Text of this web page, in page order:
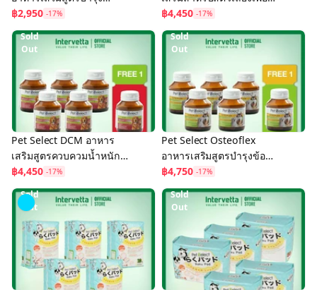
กระดูกและเสริมแคลเซียม
สำหรับสัตว์เลี้ยง (5 Free 1)
฿2,950 -17%
บำรุงเส้นขน และผิวหนัง (5
ฟรี 1)
฿4,450 -17%
Sold
Out
Pet Select DCM อาหาร
เสริมสูตรควบควมน้ำหนัก
และบำรุงหัวใจ สำหรับสัตว์
เลี้ยง (5 Free 1)
฿4,450 -17%
Sold
Out
Pet Select Osteoflex
อาหารเสริมสูตรบำรุงข้อ
กระดูก สำหรับสัตว์เลี้ยง (5
ฟรี 1)
฿4,750 -17%
Sold
Out
Sold
Out